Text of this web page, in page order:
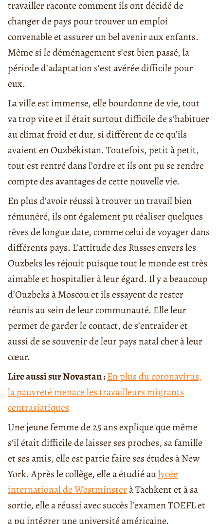
travailler raconte comment ils ont décidé de
changer de pays pour trouver un emploi
convenable et assurer un bel avenir aux enfants.
Même si le déménagement s’est bien passé, la
période d’adaptation s’est avérée difficile pour
eux.
La ville est immense, elle bourdonne de vie, tout
va trop vite et il était surtout difficile de s’habituer
au climat froid et dur, si différent de ce qu’ils
avaient en Ouzbékistan. Toutefois, petit à petit,
tout est rentré dans l’ordre et ils ont pu se rendre
compte des avantages de cette nouvelle vie.
En plus d’avoir réussi à trouver un travail bien
rémunéré, ils ont également pu réaliser quelques
rêves de longue date, comme celui de voyager dans
différents pays. L’attitude des Russes envers les
Ouzbeks les réjouit puisque tout le monde est très
aimable et hospitalier à leur égard. Il y a beaucoup
d’Ouzbeks à Moscou et ils essayent de rester
réunis au sein de leur communauté. Elle leur
permet de garder le contact, de s’entraider et
aussi de se souvenir de leur pays natal cher à leur
cœur.
Lire aussi sur Novastan :En plus du coronavirus,
la pauvreté menace les travailleurs migrants
centrasiatiques
Une jeune femme de 25 ans explique que même
s’il était difficile de laisser ses proches, sa famille
et ses amis, elle est partie faire ses études à New
York. Après le collège, elle a étudié aulycée
international de Westminsterà Tachkent et à sa
sortie, elle a réussi avec succès l’examen TOEFL et
a pu intégrer une université américaine.